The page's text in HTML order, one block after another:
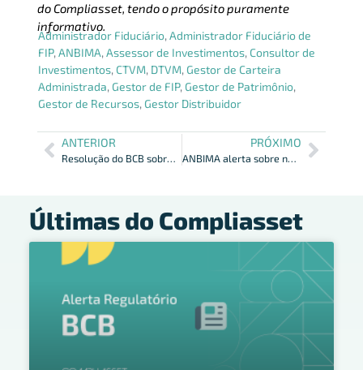
do Compliasset, tendo o propósito puramente
informativo.
Administrador Fiduciário,Administrador Fiduciário de
FIP,ANBIMA,Assessor de Investimentos, Consultor de
Investimentos, CTVM, DTVM, Gestor de Carteira
Administrada, Gestor de FIP, Gestor de Patrimônio,
Gestor de Recursos, Gestor Distribuidor
ANTERIOR
Resolução do BCB sobre compartilhamento de dados e Índices de Fraudes
PRÓXIMO
ANBIMA alerta sobre novas informações do Fundo em acordo com a 175
Últimas do Compliasset